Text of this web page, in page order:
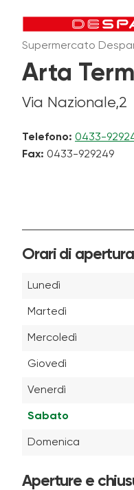
Supermercato
Arta
Via Nazionale,2
Telefono: 0433-
Fax: 0433-929249
Orari di
Lunedì
Martedì
Mercoledì
Giovedì
Venerdì
Sabato
Domenica
Aperture e